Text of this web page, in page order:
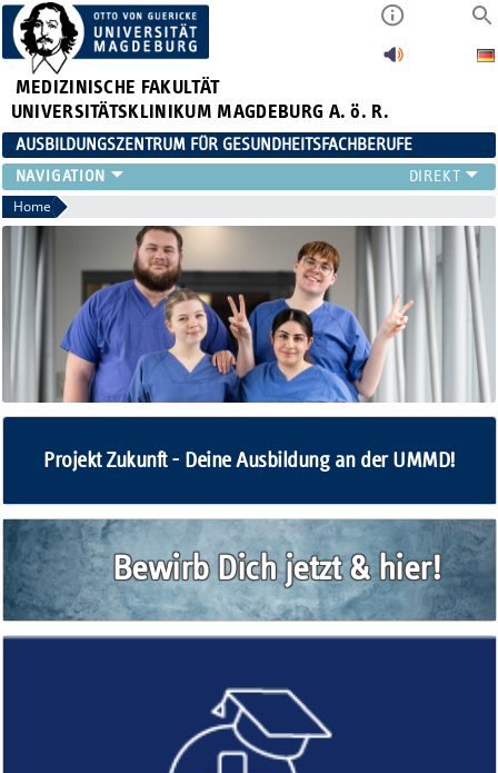
MEDIZINISCHE FAKULTÄT
UNIVERSITÄTSKLINIKUM MAGDEBURG A. ö. R.
AUSBILDUNGSZENTRUM FÜR GESUNDHEITSFACHBERUFE
AUSBILDUNG
FORT- UND WEITERBILDUNGEN
DUALES STUDIUM HEBAMMENWISSENSCHAFT
FREIWILLIGENDIENSTE & PRAKTIKA
AZG INTERN
Home
Projekt Zukunft - Deine Ausbildung an der UMMD!
Bewirb Dich jetzt & hier!